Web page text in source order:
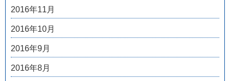
2016年11月
2016年10月
2016年9月
2016年8月